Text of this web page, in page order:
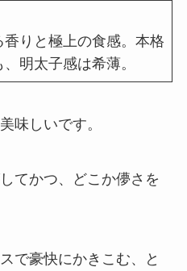
りと極上の食感。本格
明太子感は希薄。
味しいです。
てかつ、どこか儚さを
で豪快にかきこむ、と